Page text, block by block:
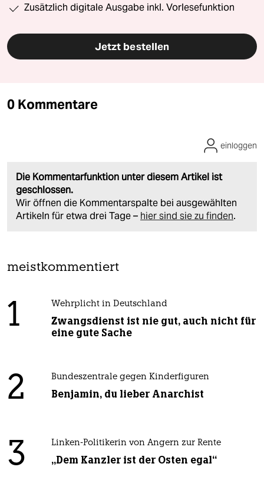
Zusätzlich digitale Ausgabe inkl. Vorlesefunktion
Jetzt bestellen
0 Kommentare
Die Kommentarfunktion unter diesem Artikel ist
geschlossen.
Wir öffnen die Kommentarspalte bei ausgewählten
Artikeln für etwa drei Tage – hier sind sie zu finden.
einloggen
meistkommentiert
1 Wehrplicht in Deutschland
Zwangsdienst ist nie gut, auch nicht für
eine gute Sache
2 Bundeszentrale gegen Kinderfiguren
Benjamin, du lieber Anarchist
3 Linken-Politikerin von Angern zur Rente
„Dem Kanzler ist der Osten egal“